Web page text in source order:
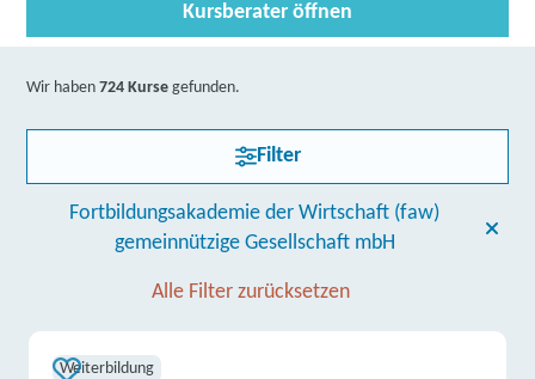
Kursberater öffnen
Wir haben724 Kurse gefunden.
Filter
Fortbildungsakademie der Wirtschaft (faw)
gemeinnützige Gesellschaft mbH
Alle Filter zurücksetzen
Weiterbildung